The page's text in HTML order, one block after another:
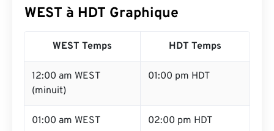
WEST à HDT Graphique
WEST Temps HDT Temps
12:00 am WEST
(minuit)
01:00 pm HDT
01:00 am WEST 02:00 pm HDT